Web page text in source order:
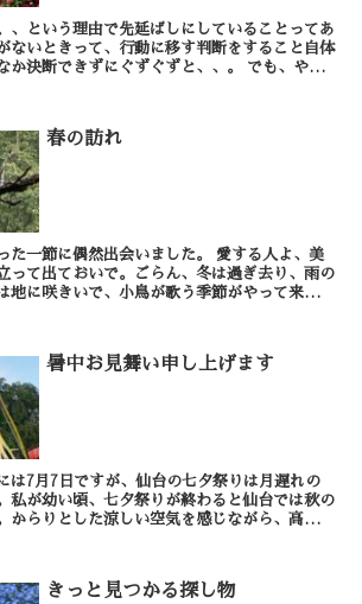
、という理由で先延ばしにしていることってあ
ないときって、行動に移す判断をすること自体
断できずにぐずぐずと、、。 でも、やる
春の訪れ
に偶然出会いました。 愛する人よ、美
って出ておいで。ごらん、冬は過ぎ去り、雨の
地に咲きいで、小鳥が歌う季節がやって来た。
暑中お見舞い申し上げます
は7月7日ですが、仙台の七夕祭りは月遅れの
私が幼い頃、七夕祭りが終わると仙台では秋の
からりとした涼しい空気を感じながら、高い青
きっと見つかる探し物